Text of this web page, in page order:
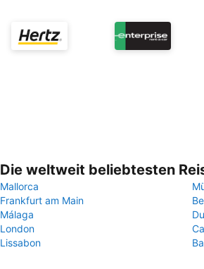
Die weltweit beliebtesten
Mallorca
Frankfurt am Main
Málaga
London
Lissabon